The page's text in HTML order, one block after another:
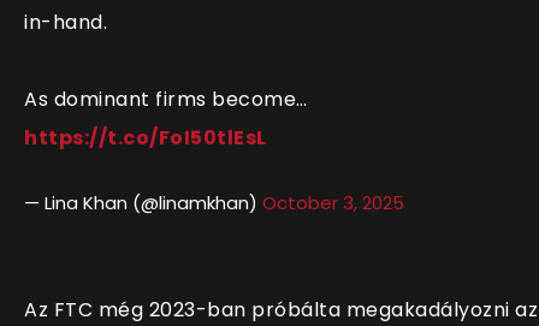
in-hand.
As dominant firms become…
https://t.co/FoI50tlEsL
— Lina Khan (@linamkhan) October 3, 2025
Az FTC még 2023-ban próbálta megakadályozni az